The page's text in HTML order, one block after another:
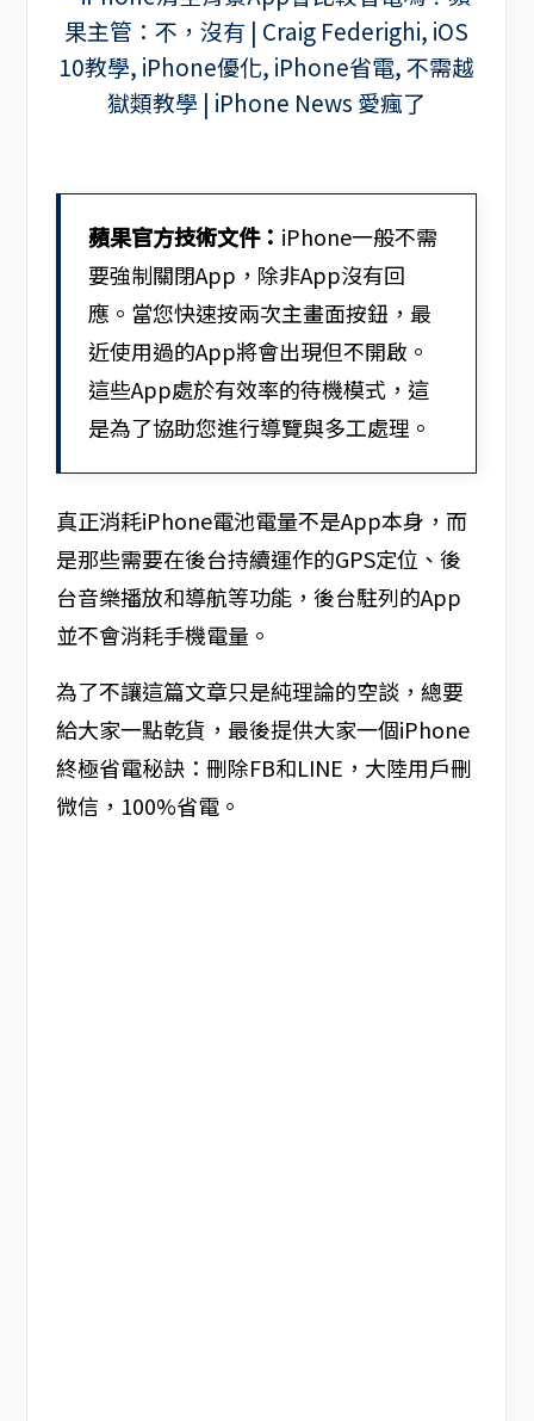
蘋果官方技術文件： iPhone一般不需
要強制關閉App，除非App沒有回
應。當您快速按兩次主畫面按鈕，最
近使用過的App將會出現但不開啟。
這些App處於有效率的待機模式，這
是為了協助您進行導覽與多工處理。
真正消耗iPhone電池電量不是App本身，而
是那些需要在後台持續運作的GPS定位、後
台音樂播放和導航等功能，後台駐列的App
並不會消耗手機電量。
為了不讓這篇文章只是純理論的空談，總要
給大家一點乾貨，最後提供大家一個iPhone
終極省電秘訣：刪除FB和LINE，大陸用戶刪
微信，100%省電。